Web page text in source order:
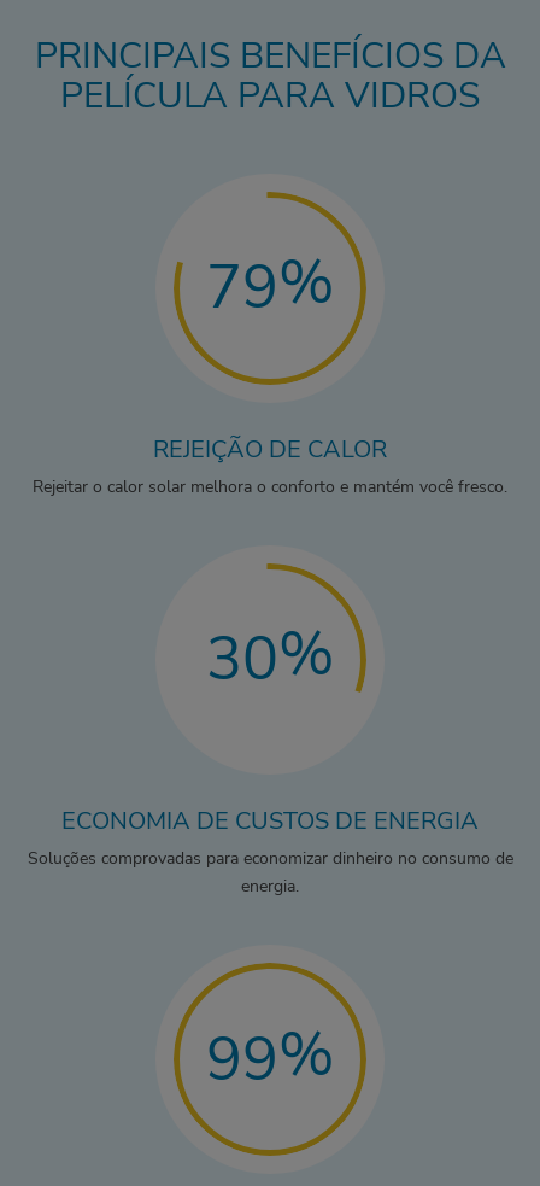
PRINCIPAIS BENEFÍCIOS DA
PELÍCULA PARA VIDROS
79%
REJEIÇÃO DE CALOR
Rejeitar o calor solar melhora o conforto e mantém você fresco.
30%
ECONOMIA DE CUSTOS DE ENERGIA
Soluções comprovadas para economizar dinheiro no consumo de
energia.
99%